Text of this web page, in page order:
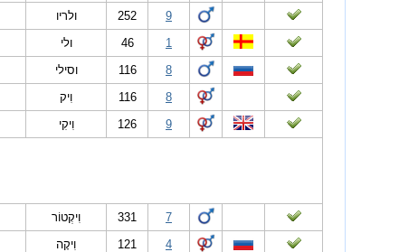
ולריו 252
9
ולי 46
1
וסילי 116
8
וִיק 116
8
וִיקִי 126 9
וִיקְטוֹר 331
7
וִיקָה 121
4